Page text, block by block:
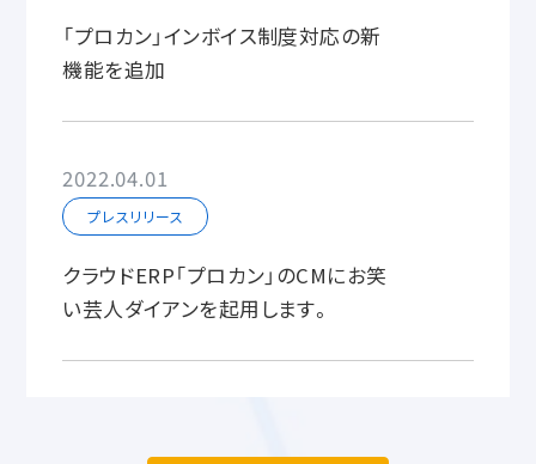
「プロカン」インボイス制度対応の新
機能を追加
2022.04.01
プレスリリース
クラウドERP「プロカン」のCMにお笑
い芸人ダイアンを起用します。